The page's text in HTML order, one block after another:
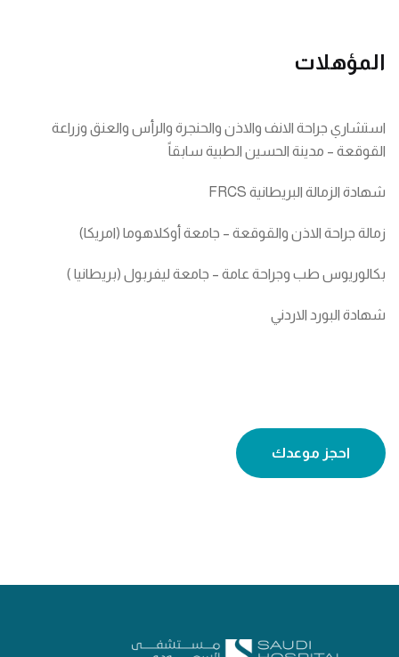
المؤهلات
استشاري جراحة الانف والاذن والحنجرة والرأس والعنق وزراعة
القوقعة – مدينة الحسين الطبية سابقاً
شهادة الزمالة البريطانية FRCS
زمالة جراحة الاذن والقوقعة – جامعة أوكلاهوما (امريكا)
بكالوريوس طب وجراحة عامة – جامعة ليفربول (بريطانيا )
شهادة البورد الاردني
احجز موعدك